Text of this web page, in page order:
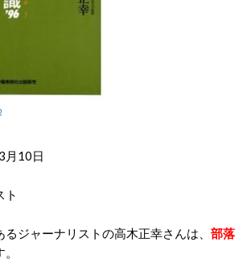
月10日
ト
ジャーナリストの高木正幸さんは、 部落